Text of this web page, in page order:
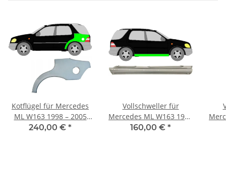
Kotflügel für Mercedes
ML W163 1998 – 2005
hinten links
240,00 € *
Vollschweller für
Mercedes ML W163 1998
– 2005 rechts
160,00 € *